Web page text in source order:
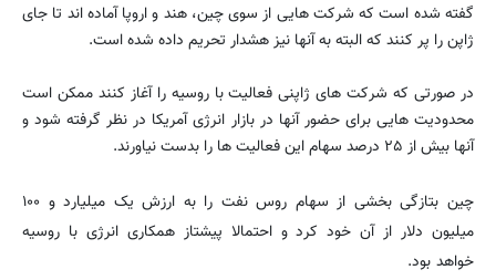
گفته شده است که شرکت هایی از سوی چین، هند و اروپا آماده اند تا جای
ژاپن را پر کنند که البته به آنها نیز هشدار تحریم داده شده است.
در صورتی که شرکت های ژاپنی فعالیت با روسیه را آغاز کنند ممکن است
محدودیت هایی برای حضور آنها در بازار انرژی آمریکا در نظر گرفته شود و
آنها بیش از ۲۵ درصد سهام این فعالیت ها را بدست نیاورند.
چین بتازگی بخشی از سهام روس نفت را به ارزش یک میلیارد و ۱۰۰
میلیون دلار از آن خود کرد و احتمالا پیشتاز همکاری انرژی با روسیه
خواهد بود.